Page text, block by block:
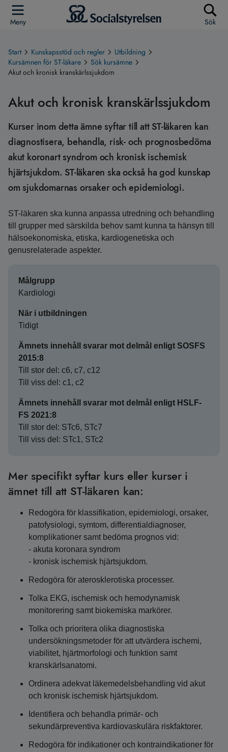
Meny Sök
Start Kunskapsstöd och regler
Utbildning
Kursämnen för ST-läkare
Sök kursämne
Akut och kronisk kranskärlssjukdom
Akut och kronisk kranskärlssjukdom
Kurser inom detta ämne syftar till att ST-läkaren kan
diagnostisera, behandla, risk- och prognosbedöma
akut koronart syndrom och kronisk ischemisk
hjärtsjukdom. ST-läkaren ska också ha god kunskap
om sjukdomarnas orsaker och epidemiologi.
ST-läkaren ska kunna anpassa utredning och behandling
till grupper med särskilda behov samt kunna ta hänsyn till
hälsoekonomiska, etiska, kardiogenetiska och
genusrelaterade aspekter.
Målgrupp
Kardiologi
När i utbildningen
Tidigt
Ämnets innehåll svarar mot delmål enligt SOSFS
2015:8
Till stor del: c6, c7, c12
Till viss del: c1, c2
Ämnets innehåll svarar mot delmål enligt HSLF-
FS 2021:8
Till stor del: STc6, STc7
Till viss del: STc1, STc2
Mer specifikt syftar kurs eller kurser i
ämnet till att ST-läkaren kan:
Redogöra för klassifikation, epidemiologi, orsaker,
patofysiologi, symtom, differentialdiagnoser,
komplikationer samt bedöma prognos vid:
- akuta koronara syndrom
- kronisk ischemisk hjärtsjukdom.
Redogöra för aterosklerotiska processer.
Tolka EKG, ischemisk och hemodynamisk
monitorering samt biokemiska markörer.
Tolka och prioritera olika diagnostiska
undersökningsmetoder för att utvärdera ischemi,
viabilitet, hjärtmorfologi och funktion samt
kranskärlsanatomi.
Ordinera adekvat läkemedelsbehandling vid akut
och kronisk ischemisk hjärtsjukdom.
Identifiera och behandla primär- och
sekundärpreventiva kardiovaskulära riskfaktorer.
Redogöra för indikationer och kontraindikationer för